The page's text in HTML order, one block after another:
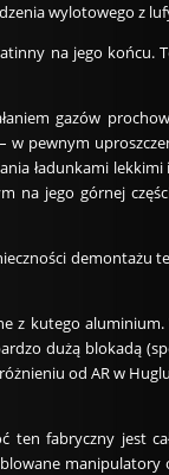
wylotowego z
na jego końcu.
gazów
w pewnym
ładunkami
na jego górnej
demontażu
z kutego
dużą blokadą
od AR w
fabryczny jest